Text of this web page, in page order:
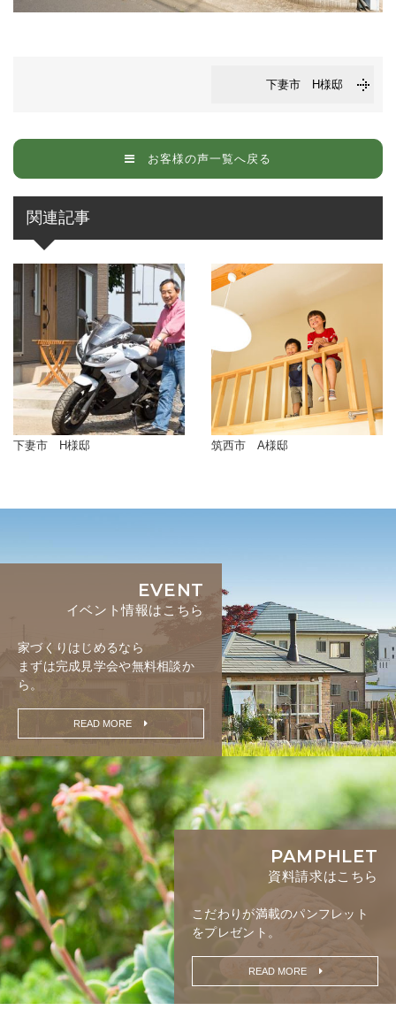
下妻市 H様邸
お客様の声一覧へ戻る
関連記事
下妻市 H様邸 筑西市 A様邸
EVENT
イベント情報はこちら
家づくりはじめるなら
まずは完成見学会や無料相談か
ら。
READ MORE
PAMPHLET
資料請求はこちら
こだわりが満載のパンフレット
をプレゼント。
READ MORE